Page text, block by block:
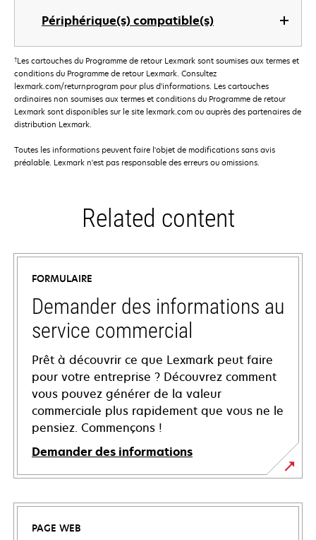
Périphérique(s) compatible(s)
†Les cartouches du Programme de retour Lexmark sont soumises aux termes et
conditions du Programme de retour Lexmark. Consultez
lexmark.com/returnprogram pour plus d'informations. Les cartouches
ordinaires non soumises aux termes et conditions du Programme de retour
Lexmark sont disponibles sur le site lexmark.com ou auprès des partenaires de
distribution Lexmark.
Toutes les informations peuvent faire l'objet de modifications sans avis
préalable. Lexmark n'est pas responsable des erreurs ou omissions.
Related content
FORMULAIRE
Demander des informations au
service commercial
Prêt à découvrir ce que Lexmark peut faire
pour votre entreprise ? Découvrez comment
vous pouvez générer de la valeur
commerciale plus rapidement que vous ne le
pensiez. Commençons !
Demander des informations
PAGE WEB